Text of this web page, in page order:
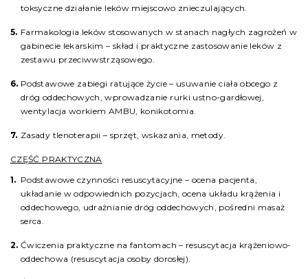
toksyczne działanie leków miejscowo znieczulających.
Farmakologia leków stosowanych w stanach nagłych zagrożeń w
gabinecie lekarskim – skład i praktyczne zastosowanie leków z
zestawu przeciwwstrząsowego.
Podstawowe zabiegi ratujące życie – usuwanie ciała obcego z
dróg oddechowych, wprowadzanie rurki ustno-gardłowej,
wentylacja workiem AMBU, konikotomia.
Zasady tlenoterapii – sprzęt, wskazania, metody.
CZĘŚĆ PRAKTYCZNA
Podstawowe czynności resuscytacyjne – ocena pacjenta,
układanie w odpowiednich pozycjach, ocena układu krążenia i
oddechowego, udrażnianie dróg oddechowych, pośredni masaż
serca.
Ćwiczenia praktyczne na fantomach – resuscytacja krążeniowo-
oddechowa (resuscytacja osoby dorosłej).